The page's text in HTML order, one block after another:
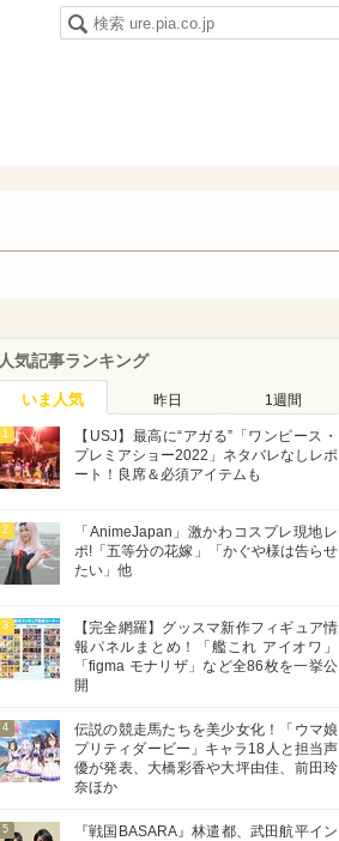
人気記事ランキング
いま人気 昨日 1週間
1
【USJ】最高に“アガる”「ワンピース・
プレミアショー2022」ネタバレなしレポ
ート！良席＆必須アイテムも
2
「AnimeJapan」激かわコスプレ現地レ
ポ!「五等分の花嫁」「かぐや様は告らせ
たい」他
3
【完全網羅】グッスマ新作フィギュア情
報パネルまとめ！「艦これ アイオワ」
「figma モナリザ」など全86枚を一挙公
開
4
伝説の競走馬たちを美少女化！「ウマ娘
プリティダービー」キャラ18人と担当声
優が発表、大橋彩香や大坪由佳、前田玲
奈ほか
5
『戦国BASARA』林遣都、武田航平イン